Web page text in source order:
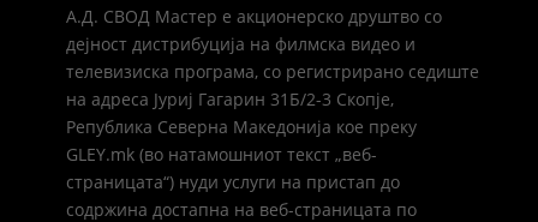
А.Д. СВОД Мастер е акционерско друштво со
дејност дистрибуција на филмска видео и
телевизиска програма, со регистрирано седиште
на адреса Јуриј Гагарин 31Б/2-3 Скопје,
Република Северна Македонија кое преку
GLEY.mk (во натамошниот текст „веб-
страницата“) нуди услуги на пристап до
содржина достапна на веб-страницата по